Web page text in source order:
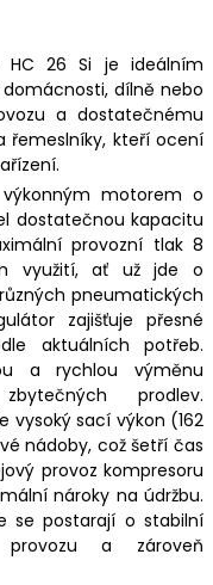
HC 26 Si je ideálním
dílně nebo
a dostatečnému
řemeslníky, kteří ocení
motorem o
dostatečnou kapacitu
provozní tlak 8
využití, ať už jde o
pneumatických
zajišťuje přesné
aktuálních potřeb.
a rychlou výměnu
prodlev.
vysoký sací výkon (162
nádoby, což šetří čas
provoz kompresoru
nároky na údržbu.
se postarají o stabilní
a zároveň